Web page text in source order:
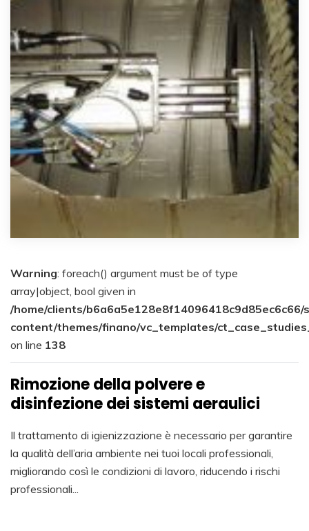
Warning: foreach() argument must be of type
array|object, bool given in
/home/clients/
content/themes/finano/vc_templates/
on line 138
Rimozione della polvere e
disinfezione dei sistemi aeraulici
Il trattamento di igienizzazione è necessario per garantire
la qualità dell’aria ambiente nei tuoi locali professionali,
migliorando così le condizioni di lavoro, riducendo i rischi
professionali...